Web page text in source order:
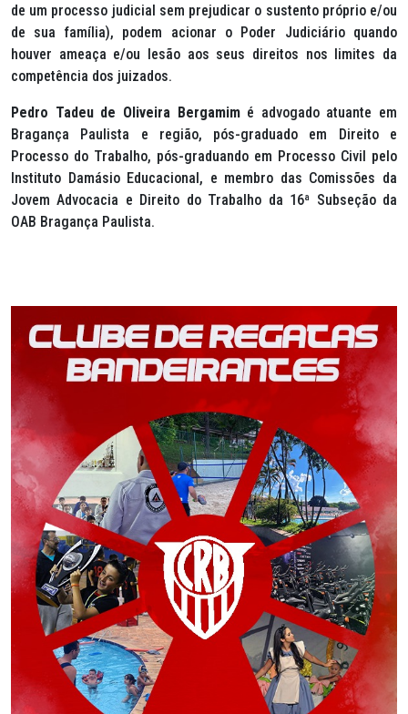
de um processo judicial sem prejudicar o sustento próprio e/ou
de sua família), podem acionar o Poder Judiciário quando
houver ameaça e/ou lesão aos seus direitos nos limites da
competência dos juizados.
Pedro Tadeu de Oliveira Bergamimé advogado atuante em
Bragança Paulista e região, pós-graduado em Direito e
Processo do Trabalho, pós-graduando em Processo Civil pelo
Instituto Damásio Educacional, e membro das Comissões da
Jovem Advocacia e Direito do Trabalho da 16ª Subseção da
OAB Bragança Paulista.